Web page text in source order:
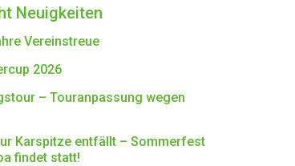
Neuigkeiten
Vereinstreue
2026
– Touranpassung wegen
Karspitze entfällt – Sommerfest
findet statt!